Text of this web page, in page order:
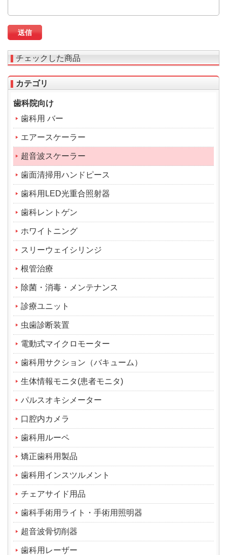
チェックした商品
カテゴリ
歯科院向け
歯科用 バー
エアースケーラー
超音波スケーラー
歯面清掃用ハンドピース
歯科用LED光重合照射器
歯科レントゲン
ホワイトニング
スリーウェイシリンジ
根管治療
除菌・消毒・メンテナンス
診療ユニット
虫歯診断装置
電動式マイクロモーター
歯科用サクション（バキューム）
生体情報モニタ(患者モニタ)
パルスオキシメーター
口腔内カメラ
歯科用ルーペ
矯正歯科用製品
歯科用インスツルメント
チェアサイド用品
歯科手術用ライト・手術用照明器
超音波骨切削器
歯科用レーザー